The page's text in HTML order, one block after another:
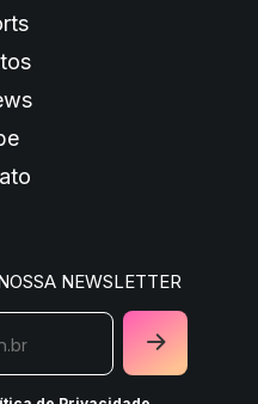
NEWSLETTER